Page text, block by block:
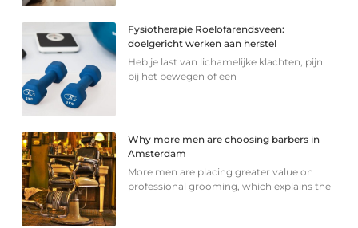
Fysiotherapie Roelofarendsveen:
doelgericht werken aan herstel
Heb je last van lichamelijke klachten, pijn
bij het bewegen of een
Why more men are choosing barbers in
Amsterdam
More men are placing greater value on
professional grooming, which explains the